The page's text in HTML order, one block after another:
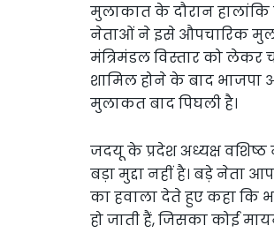
मुलाकात के दौरान हालांकि
नेताओं ने इसे औपचारिक
मंत्रिमंडल विस्तार को लेकर
शामिल होने के बाद
मुलाकत बाद पिघली है।
जदयू के प्रदेश अध्यक्ष वशिष्ठ
बड़ा मुद्दा नहीं है। बड़े
का हवाला देते हुए कहा कि
हो जाती हैं, जिसका कोई